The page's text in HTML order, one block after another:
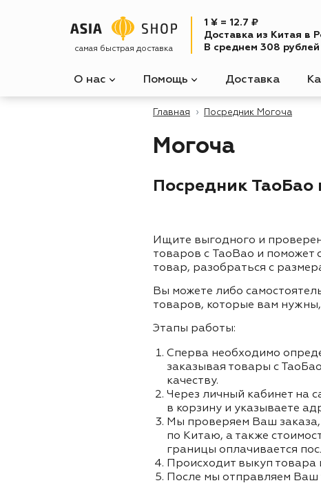
самая быстрая доставка
1 ¥ = 12.7 ₽
Доставка из Китая в
В среднем 308 рублей
О нас Помощь Доставка
Главная Посредник Могоча
Могоча
Посредник ТаоБао
Ищите выгодного и
товаров с TaoBao и
товар, разобраться с
Вы можете либо
товаров, которые вам
Этапы работы:
Сперва необходимо
заказывая товары с
качеству.
Через личный кабинет на
в корзину и указываете
Мы проверяем Ваш заказа,
по Китаю, а также
границы оплачивается
Происходит выкуп
После мы отправляем